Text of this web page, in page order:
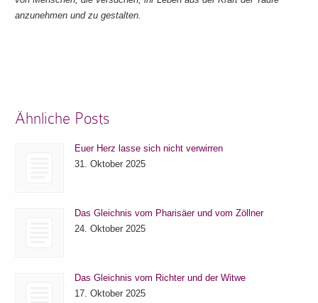
anzunehmen und zu gestalten.
Ähnliche Posts
Euer Herz lasse sich nicht verwirren
31. Oktober 2025
Das Gleichnis vom Pharisäer und vom Zöllner
24. Oktober 2025
Das Gleichnis vom Richter und der Witwe
17. Oktober 2025